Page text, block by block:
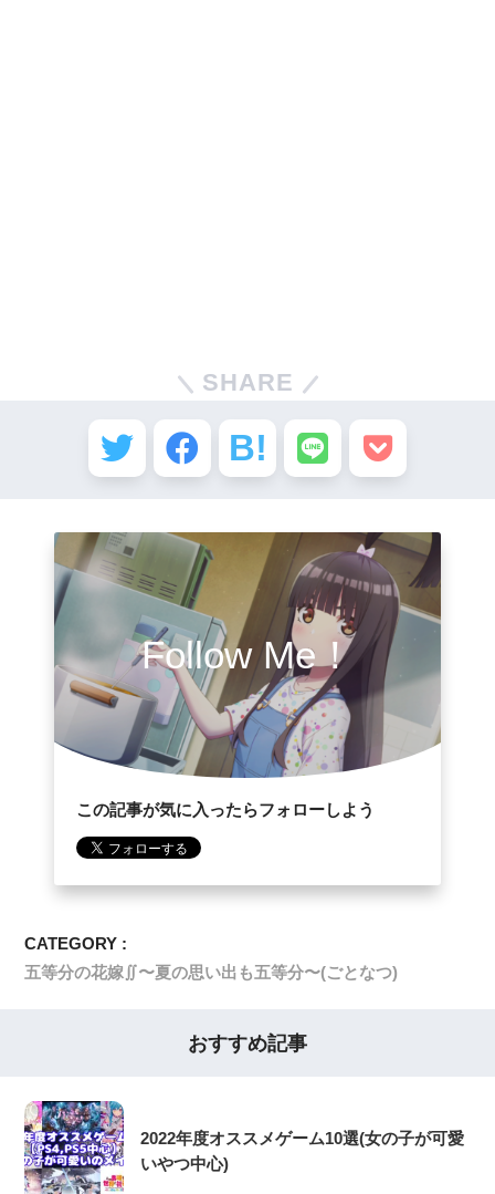
SHARE
Follow Me！
この記事が気に入ったらフォローしよう
CATEGORY :
五等分の花嫁∬〜夏の思い出も五等分〜(ごとなつ)
おすすめ記事
2022年度オススメゲーム10選(女の子が可愛
いやつ中心)